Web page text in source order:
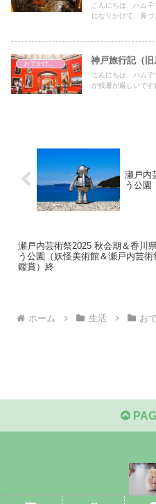
こんにちは、ハム
になりかけて、鼻づ
神戸旅行記（旧
こんにちは、ハム
が残暑が厳しいです
瀬戸内
う公園
瀬戸内芸術祭2025 秋会期＆香川
う公園（妖怪美術館＆瀬戸内芸術
鑑賞）終
ホーム 生活 お